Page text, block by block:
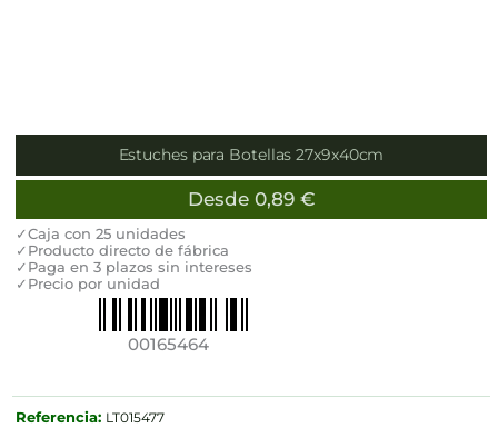
Estuches para Botellas 27x9x40cm
Desde 0,89 €
✓Caja con 25 unidades
✓Producto directo de fábrica
✓Paga en 3 plazos sin intereses
✓Precio por unidad
00165464
Referencia: LT015477